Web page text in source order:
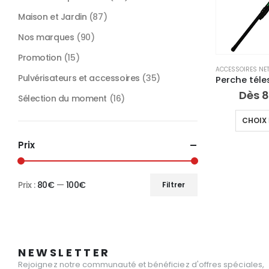
ACCESSOIRES
Dès
CHOIX
Maison et Jardin (87)
Nos marques (90)
Promotion (15)
Pulvérisateurs et accessoires (35)
Sélection du moment (16)
Prix
Filtrer
Prix : 80€— 100€
NEWSLETTER
Rejoignez notre communauté et bénéficiez d'offres spéciales,